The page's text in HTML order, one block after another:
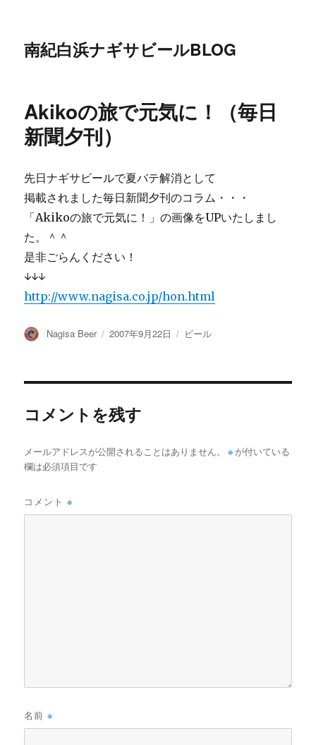
南紀白浜ナギサビールBLOG
Akikoの旅で元気に！（毎日
新聞夕刊）
先日ナギサビールで夏バテ解消として
掲載されました毎日新聞夕刊のコラム・・・
「Akikoの旅で元気に！」の画像をUPいたしまし
た。＾＾
是非ごらんください！
↓↓↓
http://www.nagisa.co.jp/hon.html
投
Nagisa Beer
投
2007年9月22日
カ
ビール
コメントを残す
メールアドレスが公開されることはありません。 ※ が付いている
欄は必須項目です
コメント※
名前※